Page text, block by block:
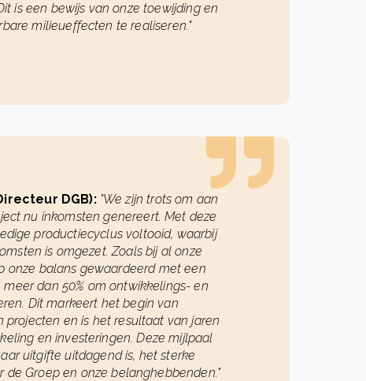
is een bewijs van onze toewijding en
milieueffecten te realiseren."
DGB): "We zijn trots om aan
nu inkomsten genereert. Met deze
productiecyclus voltooid, waarbij
is omgezet. Zoals bij al onze
onze balans gewaardeerd met een
dan 50% om ontwikkelings- en
Dit markeert het begin van
projecten en is het resultaat van jaren
en investeringen. Deze mijlpaal
uitgifte uitdagend is, het sterke
Groep en onze belanghebbenden."